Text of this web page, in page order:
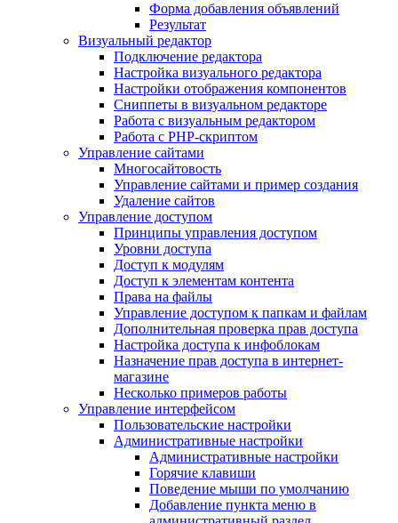
Форма добавления объявлений
Результат
Визуальный редактор
Подключение редактора
Настройка визуального редактора
Настройки отображения компонентов
Сниппеты в визуальном редакторе
Работа с визуальным редактором
Работа с PHP-скриптом
Управление сайтами
Многосайтовость
Управление сайтами и пример создания
Удаление сайтов
Управление доступом
Принципы управления доступом
Уровни доступа
Доступ к модулям
Доступ к элементам контента
Права на файлы
Управление доступом к папкам и файлам
Дополнительная проверка прав доступа
Настройка доступа к инфоблокам
Назначение прав доступа в интернет-
магазине
Несколько примеров работы
Управление интерфейсом
Пользовательские настройки
Административные настройки
Административные настройки
Горячие клавиши
Поведение мыши по умолчанию
Добавление пункта меню в